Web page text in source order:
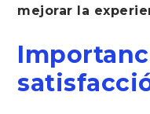
mejorar la